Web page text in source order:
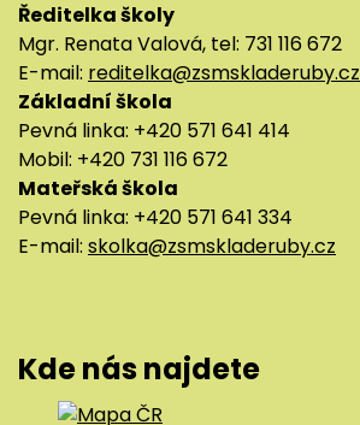
Ředitelka školy
Mgr. Renata Valová, tel: 731 116 672
E-mail: reditelka@zsmskladeruby.cz
Základní škola
Pevná linka: +420 571 641 414
Mobil: +420 731 116 672
Mateřská škola
Pevná linka: +420 571 641 334
E-mail: skolka@zsmskladeruby.cz
Kde nás najdete